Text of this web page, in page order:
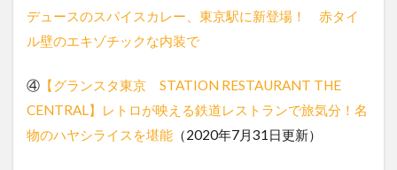
デュースのスパイスカレー、東京駅に新登場！ 赤タイ
ル壁のエキゾチックな内装で
④ 【グランスタ東京 STATION RESTAURANT THE
CENTRAL】レトロが映える鉄道レストランで旅気分！名
物のハヤシライスを堪能 （2020年7月31日更新）